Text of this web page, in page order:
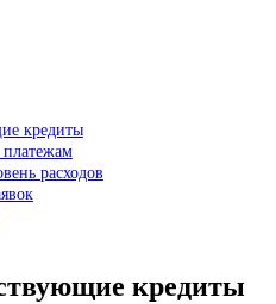
кредиты
платежам
расходов
кредиты